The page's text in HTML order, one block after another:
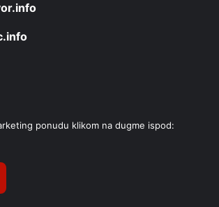
ponudu klikom na dugme ispod: